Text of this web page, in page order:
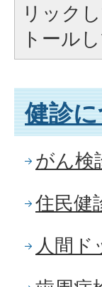
リック
トール
健診
がん検
住民健
人間ド